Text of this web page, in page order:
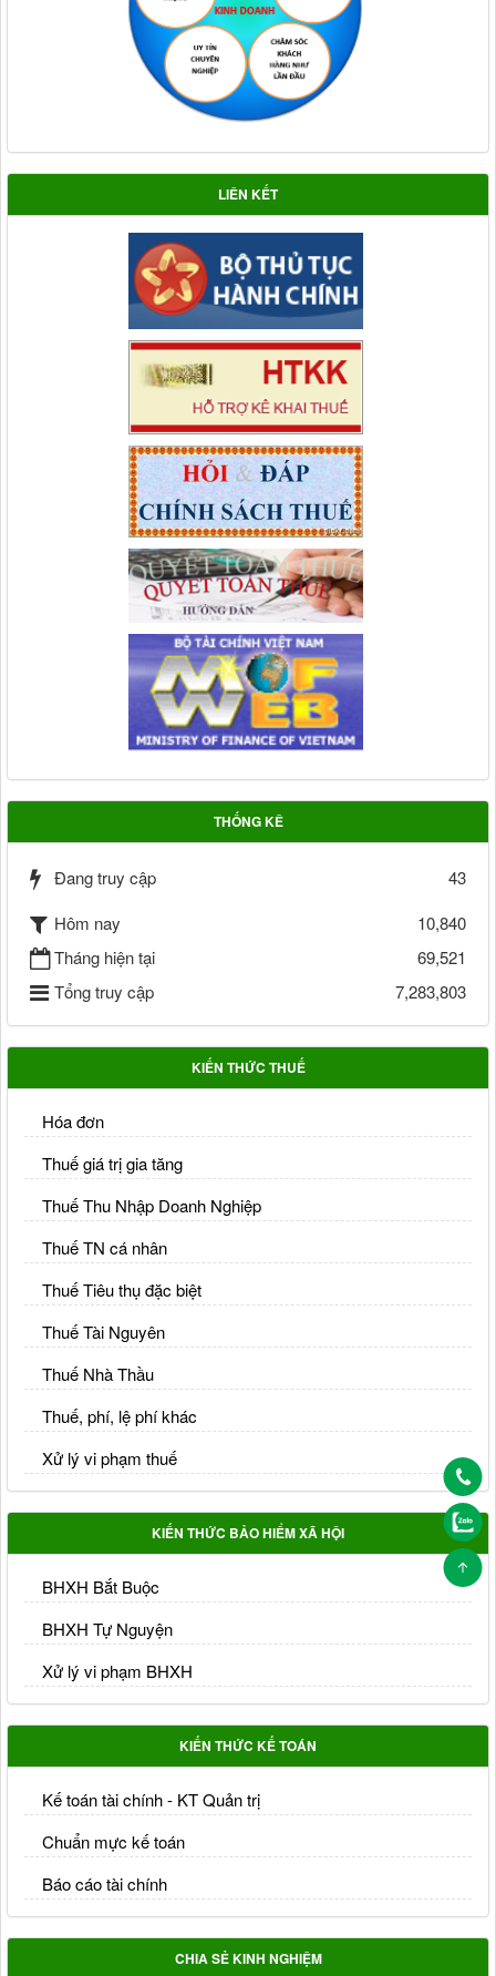
LIÊN KẾT
THỐNG KÊ
Đang truy cập
43
Hôm nay
10,840
Tháng hiện tại
69,521
Tổng truy cập
7,283,803
KIẾN THỨC THUẾ
Hóa đơn
Thuế giá trị gia tăng
Thuế Thu Nhập Doanh Nghiệp
Thuế TN cá nhân
Thuế Tiêu thụ đặc biệt
Thuế Tài Nguyên
Thuế Nhà Thầu
Thuế, phí, lệ phí khác
Xử lý vi phạm thuế
KIẾN THỨC BẢO HIỂM XÃ HỘI
BHXH Bắt Buộc
BHXH Tự Nguyện
Xử lý vi phạm BHXH
KIẾN THỨC KẾ TOÁN
Kế toán tài chính - KT Quản trị
Chuẩn mực kế toán
Báo cáo tài chính
CHIA SẺ KINH NGHIỆM